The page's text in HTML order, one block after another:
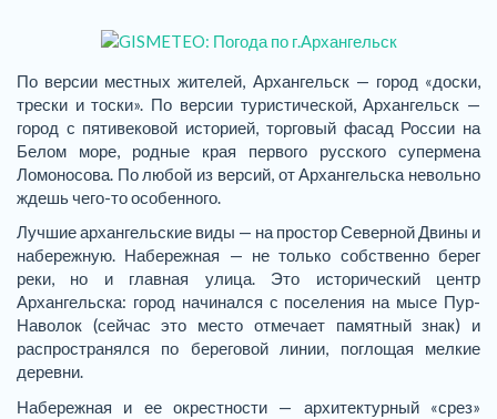
По версии местных жителей, Архангельск — город «доски,
трески и тоски». По версии туристической, Архангельск —
город с пятивековой историей, торговый фасад России на
Белом море, родные края первого русского супермена
Ломоносова. По любой из версий, от Архангельска невольно
ждешь чего-то особенного.
Лучшие архангельские виды — на простор Северной Двины и
набережную. Набережная — не только собственно берег
реки, но и главная улица. Это исторический центр
Архангельска: город начинался с поселения на мысе Пур-
Наволок (сейчас это место отмечает памятный знак) и
распространялся по береговой линии, поглощая мелкие
деревни.
Набережная и ее окрестности — архитектурный «срез»